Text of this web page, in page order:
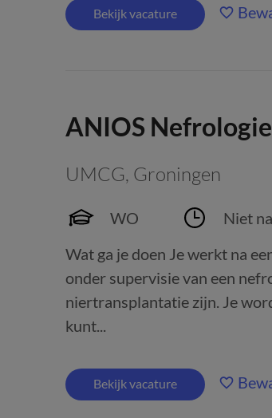
Bekijk vacature
ANIOS
UMCG, Groningen
WO Niet
Wat ga je doen Je werkt na
onder supervisie van een
niertransplantatie zijn. Je
kunt...
Bekijk vacature